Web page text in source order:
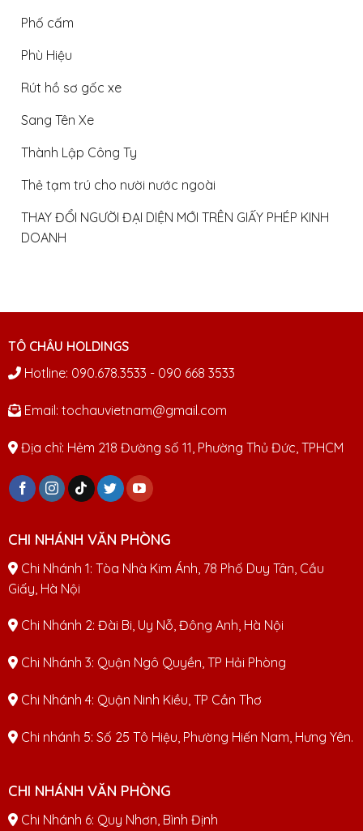
Phố cấm
Phù Hiệu
Rút hồ sơ gốc xe
Sang Tên Xe
Thành Lập Công Ty
Thẻ tạm trú cho nười nước ngoài
THAY ĐỔI NGƯỜI ĐẠI DIỆN MỚI TRÊN GIẤY PHÉP KINH
DOANH
TÔ CHÂU HOLDINGS
Hotline: 090.678.3533 - 090 668 3533
Email: tochauvietnam@gmail.com
Địa chỉ: Hẻm 218 Đường số 11, Phường Thủ Đức, TPHCM
CHI NHÁNH VĂN PHÒNG
Chi Nhánh 1: Tòa Nhà Kim Ánh, 78 Phố Duy Tân, Cầu
Giấy, Hà Nội
Chi Nhánh 2: Đài Bi, Uy Nỗ, Đông Anh, Hà Nội
Chi Nhánh 3: Quận Ngô Quyền, TP Hải Phòng
Chi Nhánh 4: Quận Ninh Kiều, TP Cần Thơ
Chi nhánh 5: Số 25 Tô Hiệu, Phường Hiến Nam, Hưng Yên.
CHI NHÁNH VĂN PHÒNG
Chi Nhánh 6: Quy Nhơn, Bình Định